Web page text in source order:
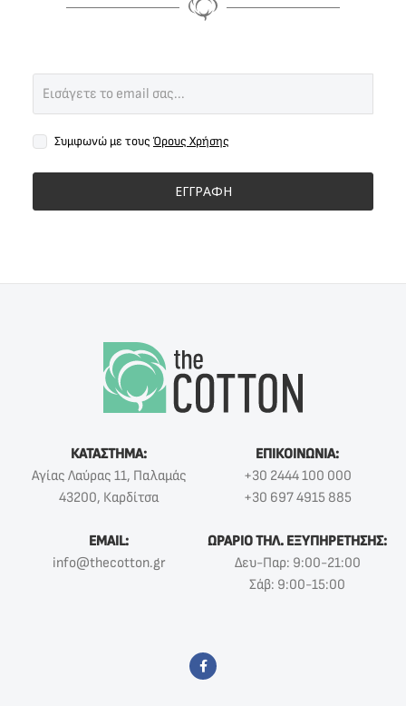
Συμφωνώ με τους Όρους Χρήσης
ΕΓΓΡΑΦΗ
ΚΑΤΑΣΤΗΜΑ:
Αγίας Λαύρας 11, Παλαμάς
43200, Καρδίτσα
ΕΠΙΚΟΙΝΩΝΙΑ:
+30 2444 100 000
+30 697 4915 885
EMAIL:
info@thecotton.gr
ΩΡΑΡΙΟ ΤΗΛ. ΕΞΥΠΗΡΕΤΗΣΗΣ:
Δευ-Παρ: 9:00-21:00
Σάβ: 9:00-15:00